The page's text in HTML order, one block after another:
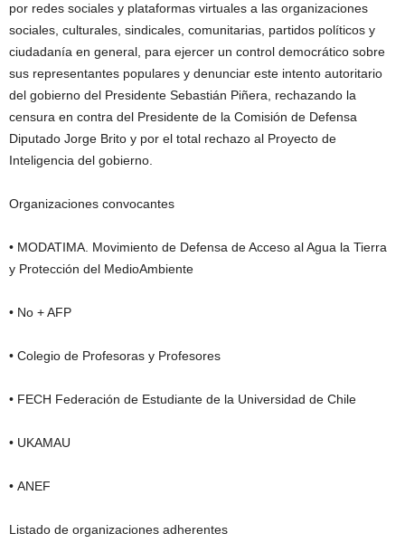
por redes sociales y plataformas virtuales a las organizaciones
sociales, culturales, sindicales, comunitarias, partidos políticos y
ciudadanía en general, para ejercer un control democrático sobre
sus representantes populares y denunciar este intento autoritario
del gobierno del Presidente Sebastián Piñera, rechazando la
censura en contra del Presidente de la Comisión de Defensa
Diputado Jorge Brito y por el total rechazo al Proyecto de
Inteligencia del gobierno.
Organizaciones convocantes
• MODATIMA. Movimiento de Defensa de Acceso al Agua la Tierra
y Protección del MedioAmbiente
• No + AFP
• Colegio de Profesoras y Profesores
• FECH Federación de Estudiante de la Universidad de Chile
• UKAMAU
• ANEF
Listado de organizaciones adherentes